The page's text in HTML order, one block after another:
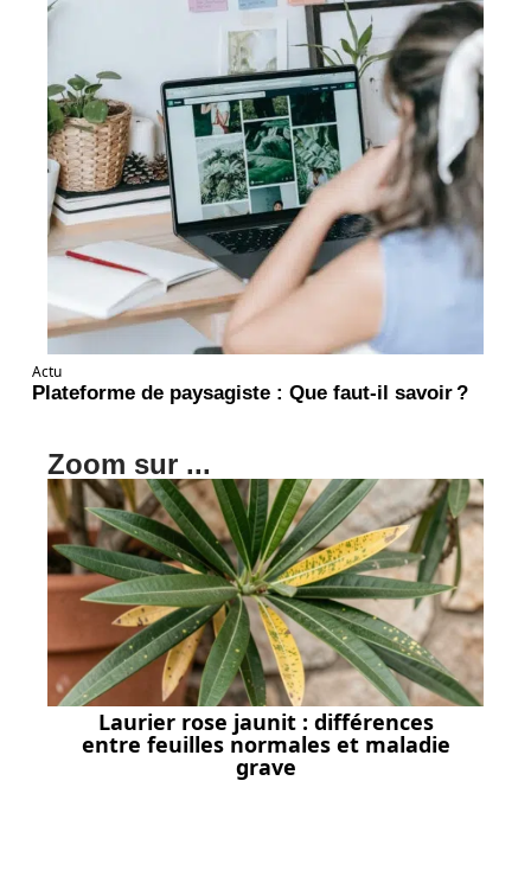
Actu
Plateforme de paysagiste : Que faut-il savoir ?
Zoom sur ...
Laurier rose jaunit : différences
entre feuilles normales et maladie
grave